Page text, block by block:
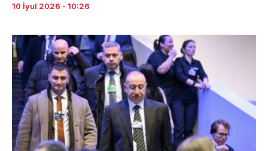
10 İyul 2026 - 10:26